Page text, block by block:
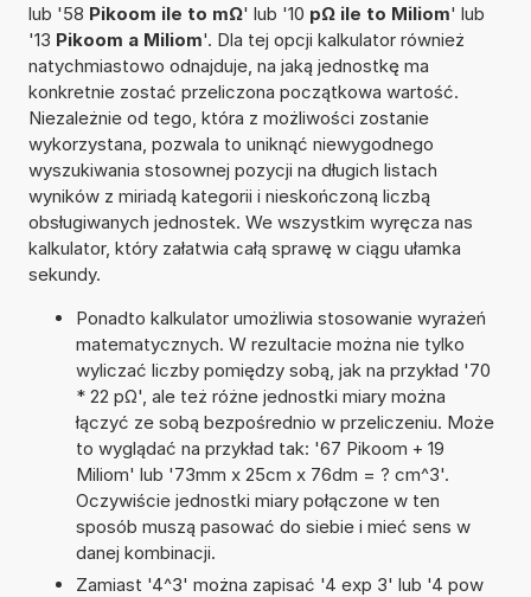
lub '58 Pikoom ile to mΩ' lub '10 pΩ ile to Miliom' lub
'13 Pikoom a Miliom'. Dla tej opcji kalkulator również
natychmiastowo odnajduje, na jaką jednostkę ma
konkretnie zostać przeliczona początkowa wartość.
Niezależnie od tego, która z możliwości zostanie
wykorzystana, pozwala to uniknąć niewygodnego
wyszukiwania stosownej pozycji na długich listach
wyników z miriadą kategorii i nieskończoną liczbą
obsługiwanych jednostek. We wszystkim wyręcza nas
kalkulator, który załatwia całą sprawę w ciągu ułamka
sekundy.
Ponadto kalkulator umożliwia stosowanie wyrażeń
matematycznych. W rezultacie można nie tylko
wyliczać liczby pomiędzy sobą, jak na przykład '70
* 22 pΩ', ale też różne jednostki miary można
łączyć ze sobą bezpośrednio w przeliczeniu. Może
to wyglądać na przykład tak: '67 Pikoom + 19
Miliom' lub '73mm x 25cm x 76dm = ? cm^3'.
Oczywiście jednostki miary połączone w ten
sposób muszą pasować do siebie i mieć sens w
danej kombinacji.
Zamiast '4^3' można zapisać '4 exp 3' lub '4 pow